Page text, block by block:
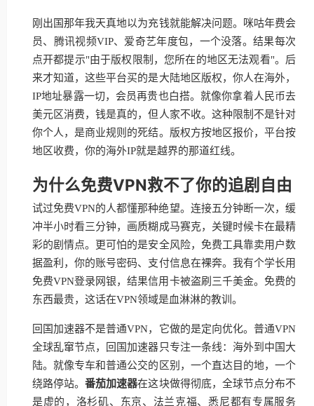
刚出国那年我天真地以为充钱就能解决问题。咪咕年费会
员、腾讯视频VIP、爱奇艺年度包，一个没落。结果每次
点开都提示"由于版权限制，您所在的地区无法观看"。后
来才知道，这些平台买的是大陆地区版权，你人在海外，
IP地址暴露一切，会员再贵也白搭。就像你拿着人民币去
美元区消费，钱是真的，但人家不收。这种限制不是针对
你个人，是商业规则的死结。版权方按地区报价，平台按
地区收费，你的海外IP就是越界的那道红线。
为什么免费VPN救不了你的追剧自由
试过免费VPN的人都懂那种绝望。连接五分钟断一次，缓
冲半小时看三分钟，画质糊成马赛克，关键时候卡在最精
彩的剧情点。更可怕的是安全风险，免费工具靠卖用户数
据盈利，你的账号密码、支付信息在裸奔。我有个学长用
免费VPN登录网银，结果信用卡被盗刷三千美金。免费的
东西最贵，这话在VPN领域是血淋淋的教训。
回国加速器不是普通VPN，它做的是定向优化。普通VPN
全球乱窜节点，回国加速器只专注一条线：海外到中国大
陆。就像专车和普通公交的区别，一个直达目的地，一个
绕路停站。番茄加速器在这块做得彻底，全球节点分布不
是虚的，洛杉矶、东京、法兰克福、悉尼都有专属服务